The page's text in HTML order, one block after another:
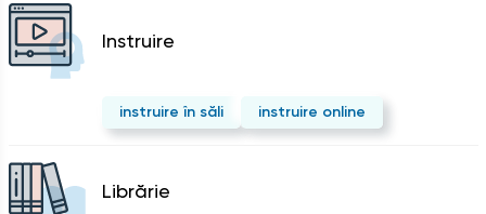
Instruire
instruire în săli instruire online
Librărie